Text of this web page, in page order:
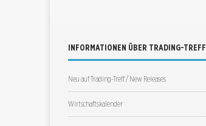
INFORMATIONEN ÜBER TRADING-TREFF
Neu auf Trading-Treff / New Releases
Wirtschaftskalender